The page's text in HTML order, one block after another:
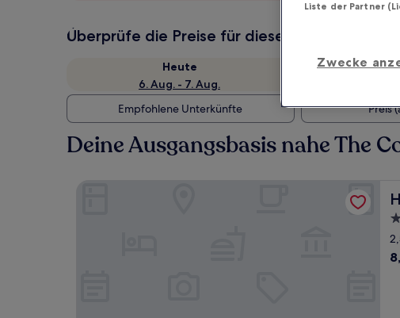
Überprüfe die Preise für diese Daten
Heute
6. Aug. - 7. Aug.
Empfohlene Unterkünfte
Preis
Deine Ausgangsbasis nahe The
Liste der Partner
Zwecke